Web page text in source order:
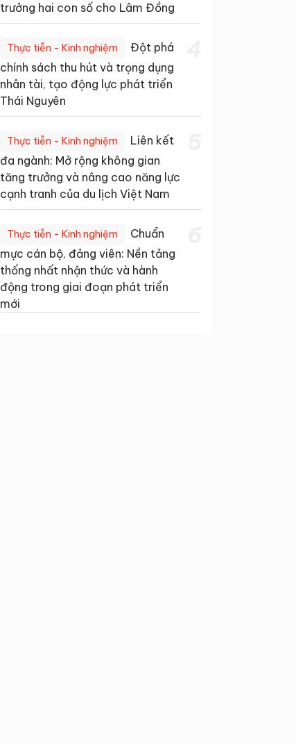
trưởng hai con số cho Lâm Đồng
Thực tiễn - Kinh nghiệm
Đột phá
chính sách thu hút và trọng dụng
nhân tài, tạo động lực phát triển
Thái Nguyên
Thực tiễn - Kinh nghiệm
Liên kết
đa ngành: Mở rộng không gian
tăng trưởng và nâng cao năng lực
cạnh tranh của du lịch Việt Nam
Thực tiễn - Kinh nghiệm
Chuẩn
mực cán bộ, đảng viên: Nền tảng
thống nhất nhận thức và hành
động trong giai đoạn phát triển
mới